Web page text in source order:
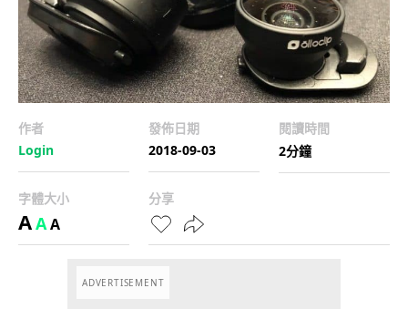
作者
Login
發佈日期
2018-09-03
閱讀時間
2分鐘
字體大小
AAA
分享
ADVERTISEMENT